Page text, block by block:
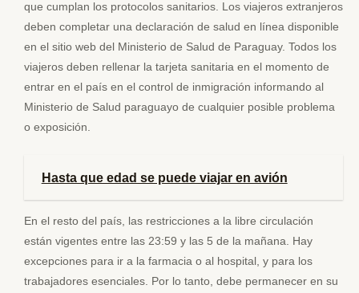
que cumplan los protocolos sanitarios. Los viajeros extranjeros
deben completar una declaración de salud en línea disponible
en el sitio web del Ministerio de Salud de Paraguay. Todos los
viajeros deben rellenar la tarjeta sanitaria en el momento de
entrar en el país en el control de inmigración informando al
Ministerio de Salud paraguayo de cualquier posible problema
o exposición.
Hasta que edad se puede viajar en avión
En el resto del país, las restricciones a la libre circulación
están vigentes entre las 23:59 y las 5 de la mañana. Hay
excepciones para ir a la farmacia o al hospital, y para los
trabajadores esenciales. Por lo tanto, debe permanecer en su